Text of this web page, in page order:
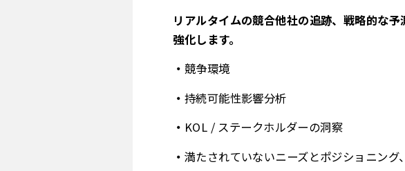
リアルタイムの競合他社の追跡、戦略的な
強化します。
競争環境
持続可能性影響分析
KOL / ステークホルダーの洞察
満たされていないニーズとポジショニン